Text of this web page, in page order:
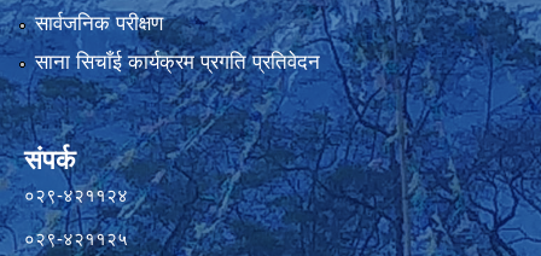
सार्वजनिक परीक्षण
साना सिचाँई कार्यक्रम प्रगति प्रतिवेदन
संपर्क
०२९-४२११२४
०२९-४२११२५